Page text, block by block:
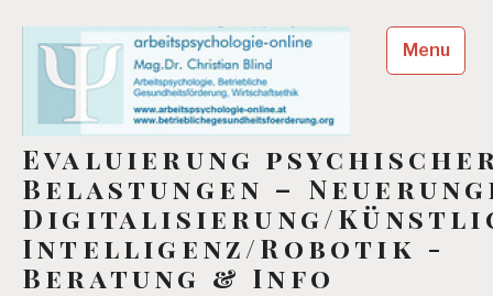
content
Evaluierung
Belastungen –
Digitalisierung/
Intelligenz/Robotik -
Beratung & Info
Menu